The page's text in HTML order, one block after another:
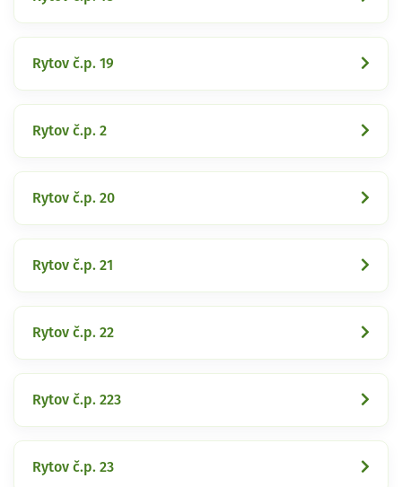
Rytov č.p. 19
Rytov č.p. 2
Rytov č.p. 20
Rytov č.p. 21
Rytov č.p. 22
Rytov č.p. 223
Rytov č.p. 23